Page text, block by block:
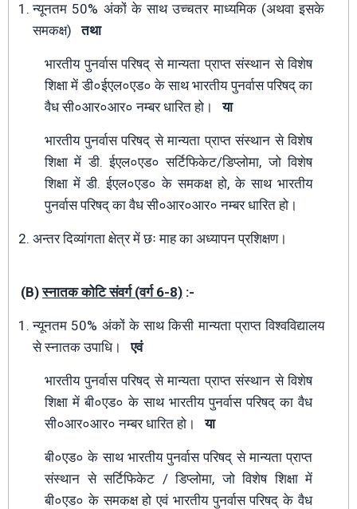
न्यूनतम 50% अंकों के साथ उच्चतर माध्यमिक (अथवा इसके
समकक्ष)तथा
भारतीय पुनर्वास परिषद् से मान्यता प्राप्त संस्थान से विशेष
शिक्षा में डी०ईएल०एड० के साथ भारतीय पुनर्वास परिषद् का
वैध सी०आर०आर० नम्बर धारित हो।या
भारतीय पुनर्वास परिषद् से मान्यता प्राप्त संस्थान से विशेष
शिक्षा में डी. ईएल०एड० सर्टिफिकेट/डिप्लोमा, जो विशेष
शिक्षा में डी. ईएल०एड० के समकक्ष हो, के साथ भारतीय
पुनर्वास परिषद् का वैध सी०आर०आर० नम्बर धारित हो।
अन्तर दिव्यांगता क्षेत्र में छः माह का अध्यापन प्रशिक्षण।
(B)स्नातक कोटि संवर्ग (वर्ग 6-8) :-
न्यूनतम 50% अंकों के साथ किसी मान्यता प्राप्त विश्वविद्यालय
से स्नातक उपाधि।एवं
भारतीय पुनर्वास परिषद् से मान्यता प्राप्त संस्थान से विशेष
शिक्षा में बी०एड० के साथ भारतीय पुनर्वास परिषद् का वैध
सी०आर०आर० नम्बर धारित हो।या
बी०एड० के साथ भारतीय पुनर्वास परिषद् से मान्यता प्राप्त
संस्थान से सर्टिफिकेट / डिप्लोमा, जो विशेष शिक्षा में
बी०एड० के समकक्ष हो एवं भारतीय पुनर्वास परिषद् के वैध